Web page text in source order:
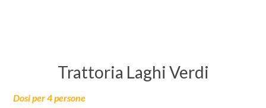
Trattoria Laghi Verdi
Dosi per 4 persone